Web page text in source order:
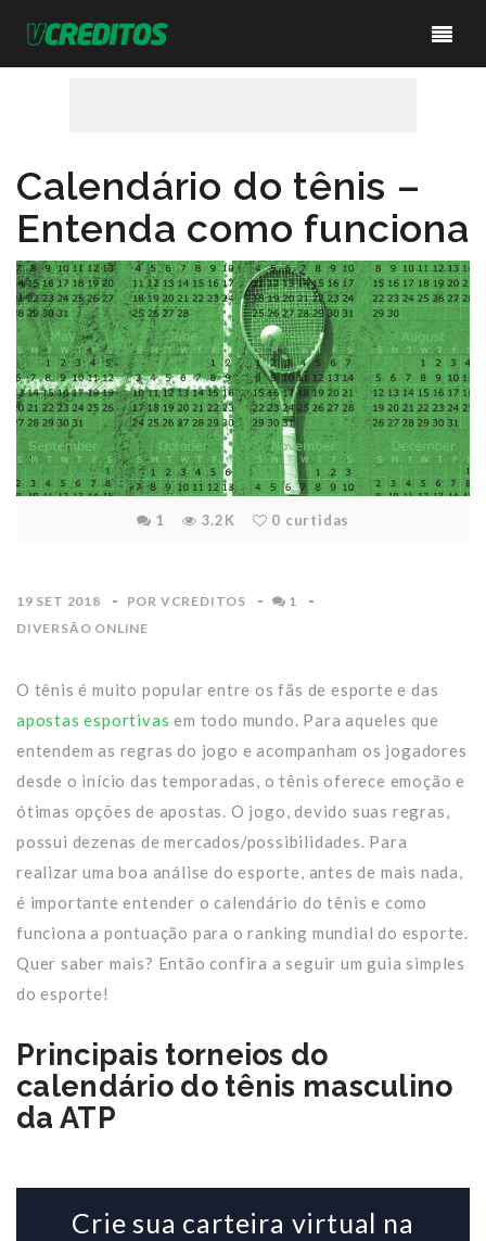
Calendário do tênis –
Entenda como funciona
1 3.2K 0 curtidas
19 SET 2018 POR VCREDITOS
1
DIVERSÃO ONLINE
O tênis é muito popular entre os fãs de esporte e das
apostas esportivas em todo mundo. Para aqueles que
entendem as regras do jogo e acompanham os jogadores
desde o início das temporadas, o tênis oferece emoção e
ótimas opções de apostas. O jogo, devido suas regras,
possui dezenas de mercados/possibilidades. Para
realizar uma boa análise do esporte, antes de mais nada,
é importante entender o calendário do tênis e como
funciona a pontuação para o ranking mundial do esporte.
Quer saber mais? Então confira a seguir um guia simples
do esporte!
Principais torneios do
calendário do tênis masculino
da ATP
Crie sua carteira virtual na